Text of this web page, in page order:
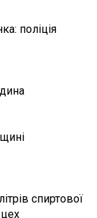
поліція
спиртової